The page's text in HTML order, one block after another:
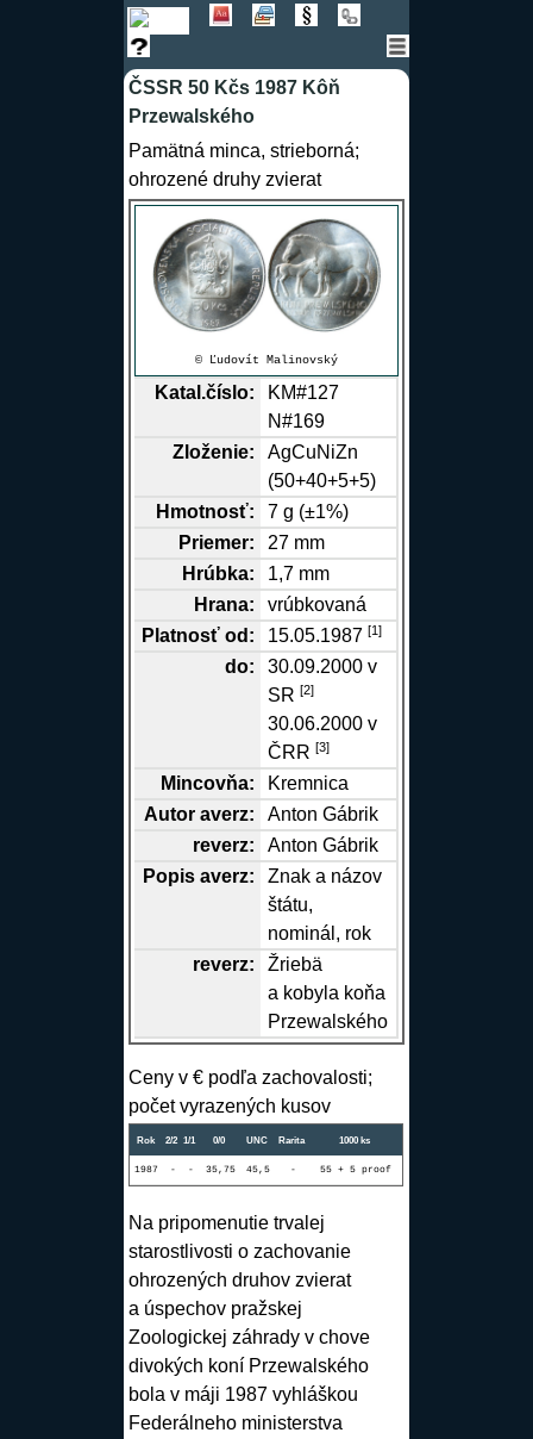
ČSSR 50 Kčs 1987 Kôň
Przewalského
Pamätná minca, strieborná;
ohrozené druhy zvierat
© Ľudovít Malinovský
Katal.číslo:
KM#127
N#169
Zloženie:
AgCuNiZn
(50+40+5+5)
Hmotnosť:
7 g (±1%)
Priemer:
27 mm
Hrúbka:
1,7 mm
Hrana:
vrúbkovaná
Platnosť od:
15.05.1987[1]
do:
30.09.2000 v
SR[2]
30.06.2000 v
ČRR[3]
Mincovňa:
Kremnica
Autor averz:
Anton Gábrik
reverz:
Anton Gábrik
Popis averz:
Znak a názov
štátu,
nominál, rok
reverz:
Žriebä
a kobyla koňa
Przewalského
Ceny v € podľa zachovalosti;
počet vyrazených kusov
Rok 2/2 1/1 0/0 UNC Rarita 1000 ks
1987 - - 35,75 45,5 - 55 + 5 proof
Na pripomenutie trvalej
starostlivosti o zachovanie
ohrozených druhov zvierat
a úspechov pražskej
Zoologickej záhrady v chove
divokých koní Przewalského
bola v máji 1987 vyhláškou
Federálneho ministerstva